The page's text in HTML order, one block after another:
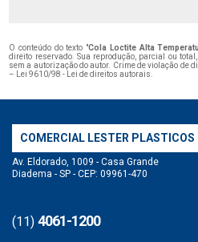
O conteúdo do texto "Cola Loctite Alta
direito reservado. Sua reprodução, parcial ou
sem a autorização do autor. Crime de violação de
– Lei 9610/98 - Lei de direitos autorais.
COMERCIAL LESTER
Av. Eldorado, 1009 - Casa Grande
Diadema - SP - CEP: 09961-470
(11) 4061-1200